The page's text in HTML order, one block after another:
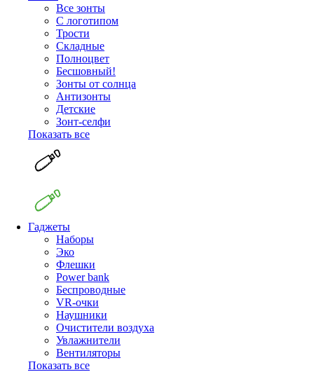
Все зонты
С логотипом
Трости
Складные
Полноцвет
Бесшовный!
Зонты от солнца
Антизонты
Детские
Зонт-селфи
Показать все
Гаджеты
Наборы
Эко
Флешки
Power bank
Беспроводные
VR-очки
Наушники
Очистители воздуха
Увлажнители
Вентиляторы
Показать все